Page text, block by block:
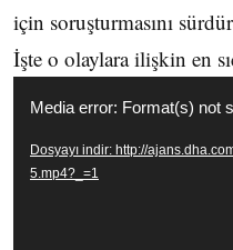
için soruşturmasını
İşte o olaylara ilişkin en
Video
Media error: Format(s) not
Dosyayı indir: http://
5.mp4?_=1